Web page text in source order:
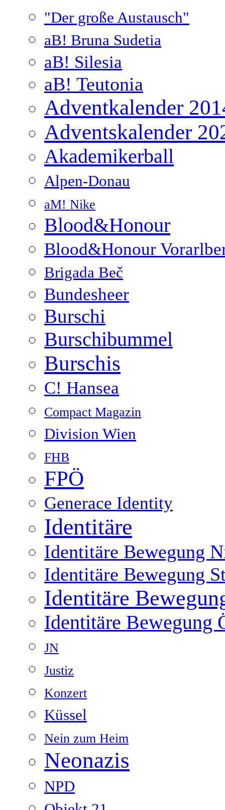
"Der große Austausch"
aB! Bruna Sudetia
aB! Silesia
aB! Teutonia
Adventkalender
Adventskalender
Akademikerball
Alpen-Donau
aM! Nike
Blood&Honour
Blood&Honour
Brigada Beč
Bundesheer
Burschi
Burschibummel
Burschis
C! Hansea
Compact Magazin
Division Wien
FHB
FPÖ
Generace Identity
Identitäre
Identitäre Bewegung
Identitäre Bewegung
Identitäre
Identitäre Bewegung
JN
Justiz
Konzert
Küssel
Nein zum Heim
Neonazis
NPD